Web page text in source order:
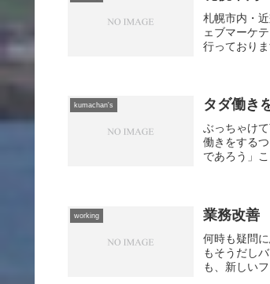
札幌市内・
ェブマーケ
行っており
kumachan's タダ働き
ぶっちゃけ
働きをする
であろう」
working 業務改善
何時も疑問
もそうだし
も、新しい